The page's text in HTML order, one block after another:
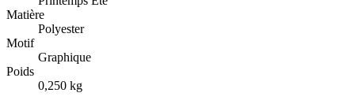
Matière
Polyester
Motif
Graphique
Poids
0,250 kg